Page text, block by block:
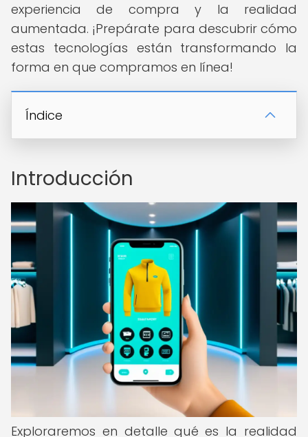
experiencia de compra y la realidad
aumentada. ¡Prepárate para descubrir cómo
estas tecnologías están transformando la
forma en que compramos en línea!
Índice
Introducción
Exploraremos en detalle qué es la realidad